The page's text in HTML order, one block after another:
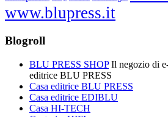
www.blupress.it
Blogroll
BLU PRESS SHOPIl negozio di
editrice BLU PRESS
Casa editrice BLU PRESS
Casa editrice EDIBLU
Casa HI-TECH